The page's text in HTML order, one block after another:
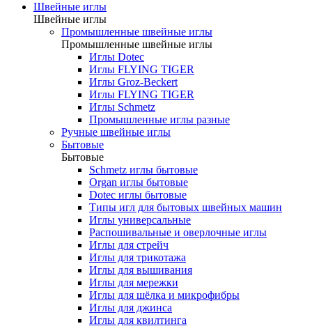
Швейные иглы
Швейные иглы
Промышленные швейные иглы
Промышленные швейные иглы
Иглы Dotec
Иглы FLYING TIGER
Иглы Groz-Beckert
Иглы FLYING TIGER
Иглы Schmetz
Промышленные иглы разные
Ручные швейные иглы
Бытовые
Бытовые
Schmetz иглы бытовые
Organ иглы бытовые
Dotec иглы бытовые
Типы игл для бытовых швейных машин
Иглы универсальные
Распошивальные и оверлочные иглы
Иглы для стрейч
Иглы для трикотажа
Иглы для вышивания
Иглы для мережки
Иглы для шёлка и микрофибры
Иглы для джинса
Иглы для квилтинга